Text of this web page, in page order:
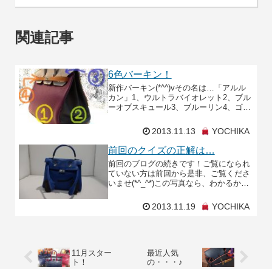
関連記事
6色バーキン！
新作バーキン(*^^)vその名は…「アルル
カン」1、ウルトラバイオレット2、ブル
ーオブスキュール3、ブルーリン4、ゴー
ジャス！！！ブログ掲載先行ですので、
2013.11.13 YOCHIKA
前回のクイズの正解は…
前回のブログの続きです！ご覧になられ
ていない方は前回から是非、ご覧くださ
いませ(*^_^*)この写真なら、わかるか
しょうか？？？そーです！そーなんで
す！限定発売され
2013.11.19 YOCHIKA
11月スター
ト！
最近人気
の・・・♪